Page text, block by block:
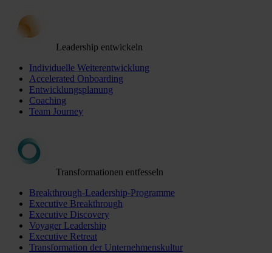
Leadership entwickeln
Individuelle Weiterentwicklung
Accelerated Onboarding
Entwicklungsplanung
Coaching
Team Journey
Transformationen entfesseln
Breakthrough-Leadership-Programme
Executive Breakthrough
Executive Discovery
Voyager Leadership
Executive Retreat
Transformation der Unternehmenskultur